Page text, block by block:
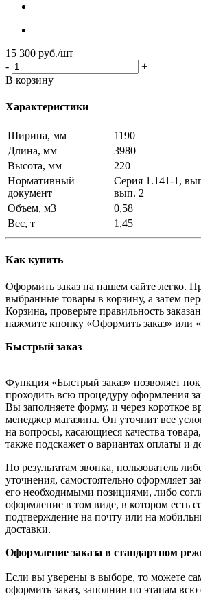
15 300 руб./шт
-
+
В корзину
Характеристики
Ширина, мм
1190
Длина, мм
3980
Высота, мм
220
Нормативный
документ
Серия 1.141-1,
вып. 2
Объем, м3
0,58
Вес, т
1,45
Как купить
Оформить заказ на нашем сайте легко.
выбранные товары в корзину, а затем
Корзина, проверьте правильность
нажмите кнопку «Оформить заказ» или
Быстрый заказ
Функция «Быстрый заказ» позволяет
проходить всю процедуру оформления
Вы заполняете форму, и через короткое
менеджер магазина. Он уточнит все
на вопросы, касающиеся качества
также подскажет о вариантах оплаты и
По результатам звонка, пользователь
уточнения, самостоятельно оформляет
его необходимыми позициями, либо
оформление в том виде, в котором есть
подтверждение на почту или на
доставки.
Оформление заказа в стандартном
Если вы уверены в выборе, то можете
оформить заказ, заполнив по этапам всю